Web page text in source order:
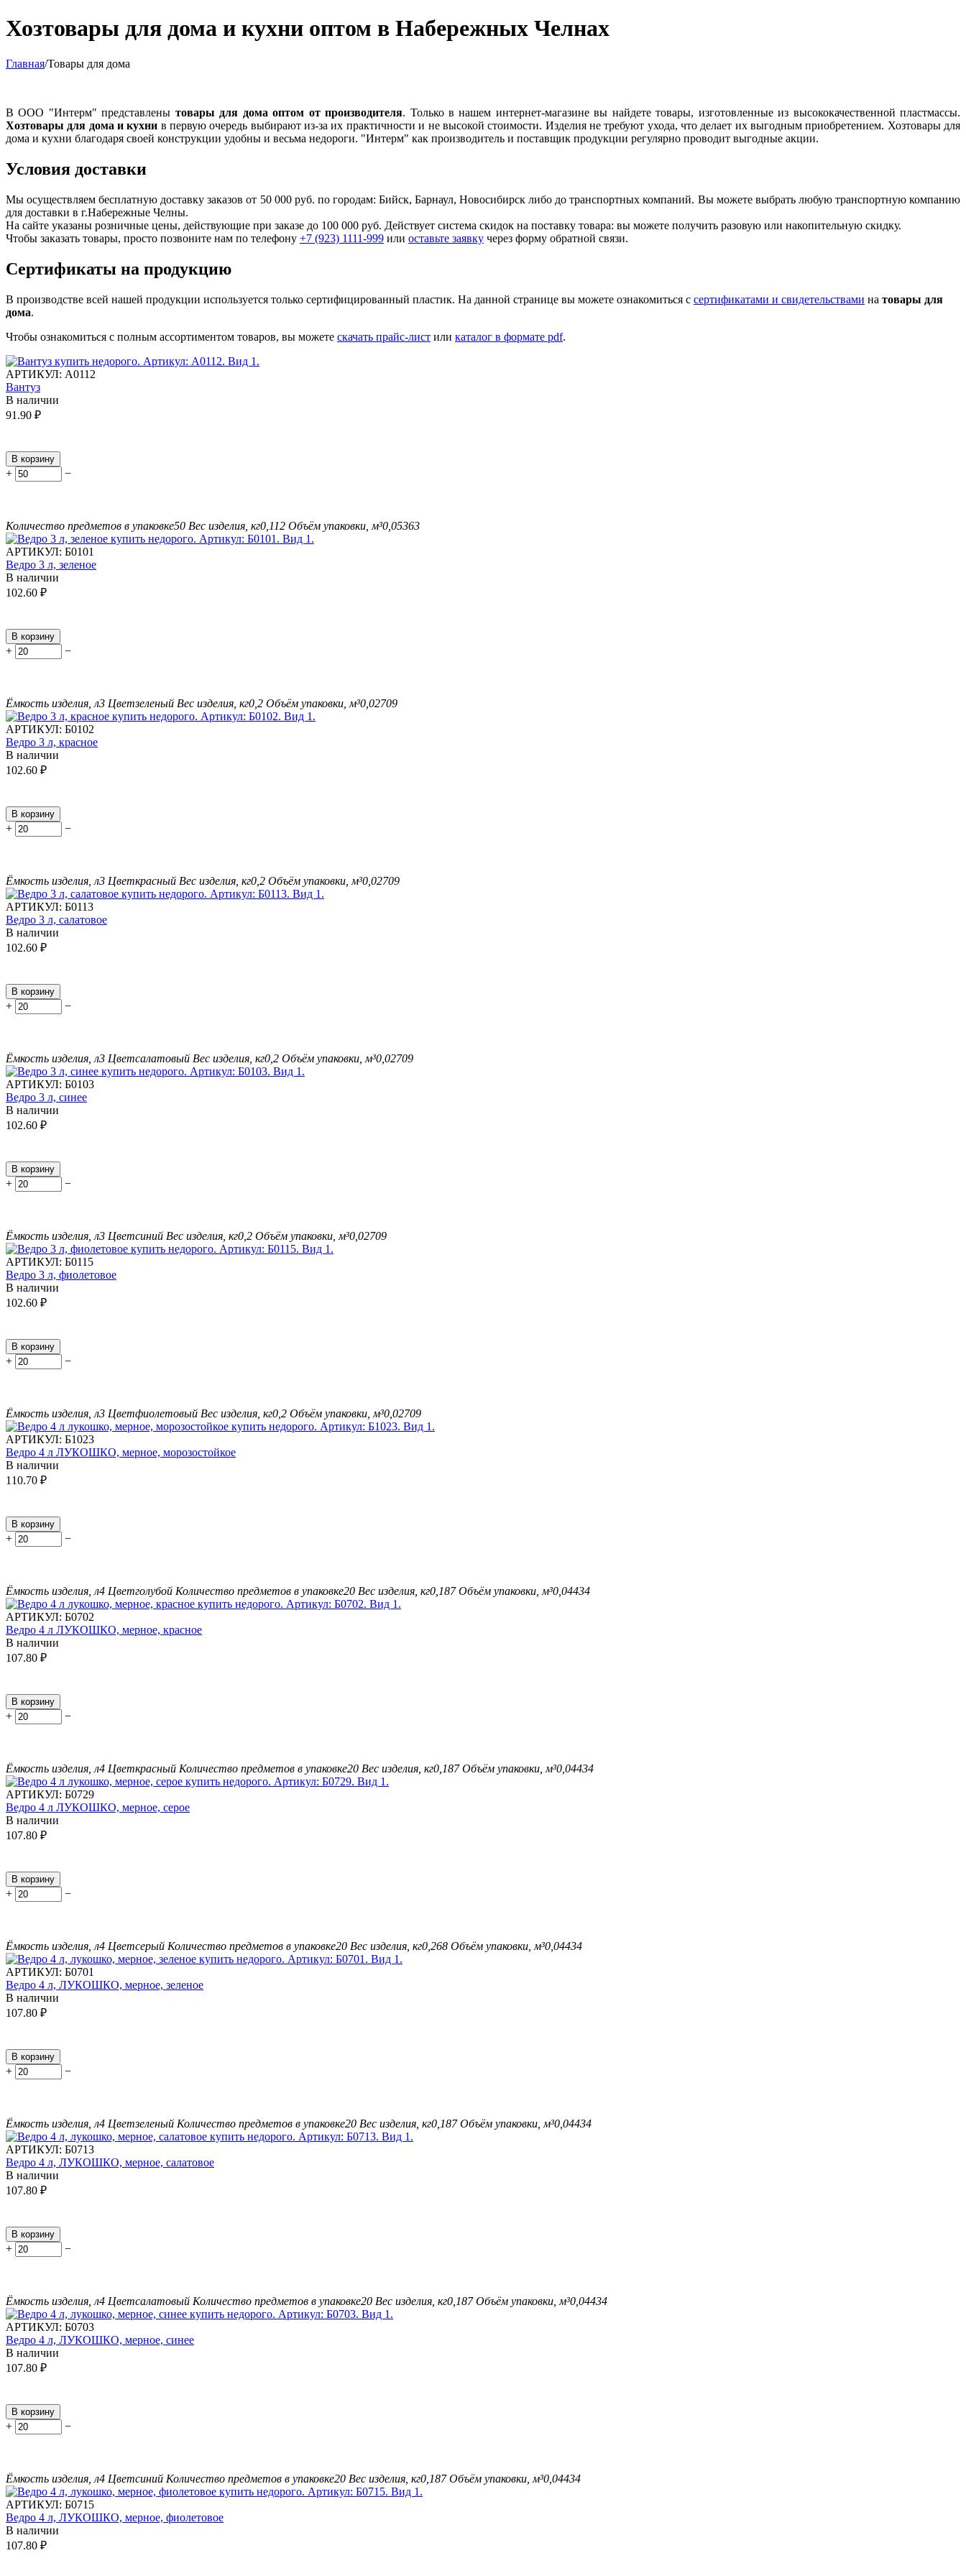
Хозтовары для дома и кухни оптом в Набережных Челнах
Главная/Товары для дома
В ООО "Интерм" представлены товары для дома оптом от производителя. Только в нашем интернет-магазине вы найдете товары, изготовленные из высококачественной пластмассы.
Хозтовары для дома и кухни в первую очередь выбирают из-за их практичности и не высокой стоимости. Изделия не требуют ухода, что делает их выгодным приобретением. Хозтовары для
дома и кухни благодаря своей конструкции удобны и весьма недороги. "Интерм" как производитель и поставщик продукции регулярно проводит выгодные акции.
Условия доставки
Мы осуществляем бесплатную доставку заказов от 50 000 руб. по городам: Бийск, Барнаул, Новосибирск либо до транспортных компаний. Вы можете выбрать любую транспортную компанию
для доставки в г.Набережные Челны.
На сайте указаны розничные цены, действующие при заказе до 100 000 руб. Действует система скидок на поставку товара: вы можете получить разовую или накопительную скидку.
Чтобы заказать товары, просто позвоните нам по телефону +7 (923) 1111-999 или оставьте заявку через форму обратной связи.
Сертификаты на продукцию
В производстве всей нашей продукции используется только сертифицированный пластик. На данной странице вы можете ознакомиться с сертификатами и свидетельствами на товары для
дома.
Чтобы ознакомиться с полным ассортиментом товаров, вы можете скачать прайс-лист или каталог в формате pdf.
АРТИКУЛ: А0112
Вантуз
В наличии
91.90 ₽
В корзину
+ −
Количество предметов в упаковке50 Вес изделия, кг0,112 Объём упаковки, м³0,05363
АРТИКУЛ: Б0101
Ведро 3 л, зеленое
В наличии
102.60 ₽
В корзину
+ −
Ёмкость изделия, л3 Цветзеленый Вес изделия, кг0,2 Объём упаковки, м³0,02709
АРТИКУЛ: Б0102
Ведро 3 л, красное
В наличии
102.60 ₽
В корзину
+ −
Ёмкость изделия, л3 Цветкрасный Вес изделия, кг0,2 Объём упаковки, м³0,02709
АРТИКУЛ: Б0113
Ведро 3 л, салатовое
В наличии
102.60 ₽
В корзину
+ −
Ёмкость изделия, л3 Цветсалатовый Вес изделия, кг0,2 Объём упаковки, м³0,02709
АРТИКУЛ: Б0103
Ведро 3 л, синее
В наличии
102.60 ₽
В корзину
+ −
Ёмкость изделия, л3 Цветсиний Вес изделия, кг0,2 Объём упаковки, м³0,02709
АРТИКУЛ: Б0115
Ведро 3 л, фиолетовое
В наличии
102.60 ₽
В корзину
+ −
Ёмкость изделия, л3 Цветфиолетовый Вес изделия, кг0,2 Объём упаковки, м³0,02709
АРТИКУЛ: Б1023
Ведро 4 л ЛУКОШКО, мерное, морозостойкое
В наличии
110.70 ₽
В корзину
+ −
Ёмкость изделия, л4 Цветголубой Количество предметов в упаковке20 Вес изделия, кг0,187 Объём упаковки, м³0,04434
АРТИКУЛ: Б0702
Ведро 4 л ЛУКОШКО, мерное, красное
В наличии
107.80 ₽
В корзину
+ −
Ёмкость изделия, л4 Цветкрасный Количество предметов в упаковке20 Вес изделия, кг0,187 Объём упаковки, м³0,04434
АРТИКУЛ: Б0729
Ведро 4 л ЛУКОШКО, мерное, серое
В наличии
107.80 ₽
В корзину
+ −
Ёмкость изделия, л4 Цветсерый Количество предметов в упаковке20 Вес изделия, кг0,268 Объём упаковки, м³0,04434
АРТИКУЛ: Б0701
Ведро 4 л, ЛУКОШКО, мерное, зеленое
В наличии
107.80 ₽
В корзину
+ −
Ёмкость изделия, л4 Цветзеленый Количество предметов в упаковке20 Вес изделия, кг0,187 Объём упаковки, м³0,04434
АРТИКУЛ: Б0713
Ведро 4 л, ЛУКОШКО, мерное, салатовое
В наличии
107.80 ₽
В корзину
+ −
Ёмкость изделия, л4 Цветсалатовый Количество предметов в упаковке20 Вес изделия, кг0,187 Объём упаковки, м³0,04434
АРТИКУЛ: Б0703
Ведро 4 л, ЛУКОШКО, мерное, синее
В наличии
107.80 ₽
В корзину
+ −
Ёмкость изделия, л4 Цветсиний Количество предметов в упаковке20 Вес изделия, кг0,187 Объём упаковки, м³0,04434
АРТИКУЛ: Б0715
Ведро 4 л, ЛУКОШКО, мерное, фиолетовое
В наличии
107.80 ₽